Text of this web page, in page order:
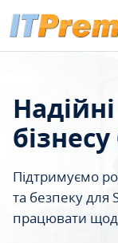
Підтримуємо
та безпеку для
працювати